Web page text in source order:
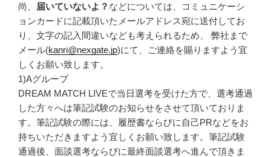
尚、
届いていないよ？ などについては、コミュニケーシ
ョンカードに記載頂いたメールアドレス宛に送付してお
り、文字の記入間違いなども考えられるため、 弊社まで
メール(kanri@nexgate.jp)にて、ご連絡を賜りますよう宜
しくお願い致します。
1)Aグループ
DREAM MATCH LIVEで当日選考を受けた方で、選考通過
した方々へは筆記試験のお知らせをさせて頂いておりま
す。筆記試験の際には、履歴書ならびに自己PRなどをお
持ちいただきますよう宜しくお願い致します。筆記試験
通過後、面談選考ならびに最終面談選考へ進んで頂きま